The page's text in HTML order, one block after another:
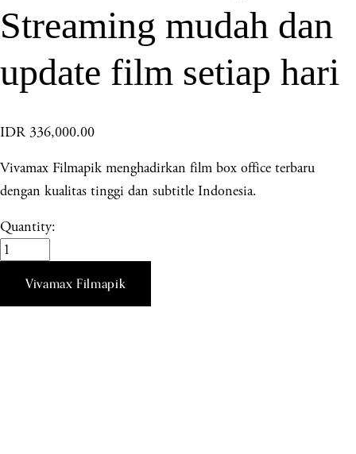
Streaming mudah dan
update film setiap hari
IDR 336,000.00
Vivamax Filmapik menghadirkan film box office terbaru
dengan kualitas tinggi dan subtitle Indonesia.
Quantity:
Vivamax Filmapik